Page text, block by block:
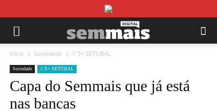
Início Sociedade // S+ SETÚBAL
Sociedade // S+ SETÚBAL
Capa do Semmais que já está
nas bancas